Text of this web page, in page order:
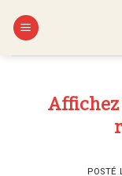
Affichez
POSTÉ